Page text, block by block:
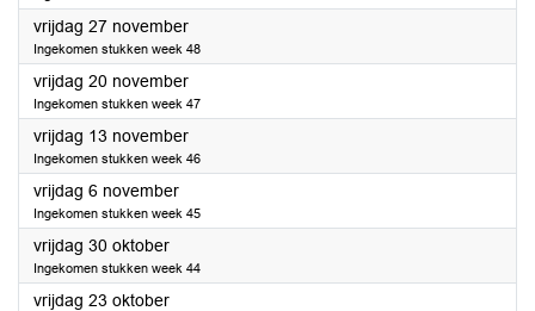
vrijdag 27 november2020
Ingekomen stukken week 48
vrijdag 20 november2020
Ingekomen stukken week 47
vrijdag 13 november2020
Ingekomen stukken week 46
vrijdag 6 november2020
Ingekomen stukken week 45
vrijdag 30 oktober2020
Ingekomen stukken week 44
vrijdag 23 oktober2020